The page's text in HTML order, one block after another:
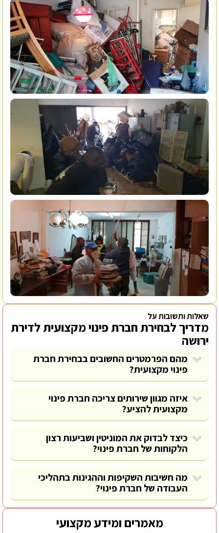
שאלות ותשובות על
מדריך לבחירת חברת פינוי מקצועית לדירת
ירושה
מהם הפרמטרים החשובים בבחירת חברת
פינוי מקצועית?
איזה מגוון שירותים צריכה חברת פינוי
מקצועית להציע?
כיצד לבדוק את המוניטין ושביעות רצון
הלקוחות של חברת פינוי?
מה חשיבות השקיפות וההגינות בתהליכי
העבודה של חברת פינוי?
מאמרים ומידע מקצועי